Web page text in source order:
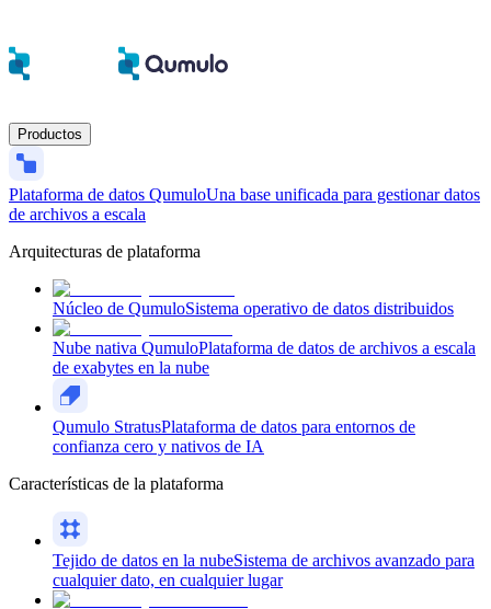
Productos
Plataforma de datos QumuloUna base unificada para gestionar datos
de archivos a escala
Arquitecturas de plataforma
Núcleo de QumuloSistema operativo de datos distribuidos
Nube nativa QumuloPlataforma de datos de archivos a escala
de exabytes en la nube
Qumulo StratusPlataforma de datos para entornos de
confianza cero y nativos de IA
Características de la plataforma
Tejido de datos en la nubeSistema de archivos avanzado para
cualquier dato, en cualquier lugar